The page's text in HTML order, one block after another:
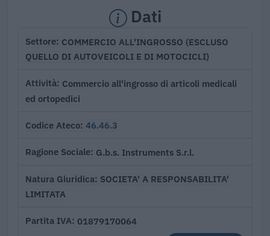
Dati
Settore COMMERCIO ALL'INGROSSO (ESCLUSO
QUELLO DI AUTOVEICOLI E DI MOTOCICLI)
Attività Commercio all'ingrosso di articoli medicali
ed ortopedici
Codice Ateco 46.46.3
Ragione Sociale G.b.s. Instruments S.r.l.
Natura Giuridica SOCIETA' A RESPONSABILITA'
LIMITATA
Partita IVA 01879170064